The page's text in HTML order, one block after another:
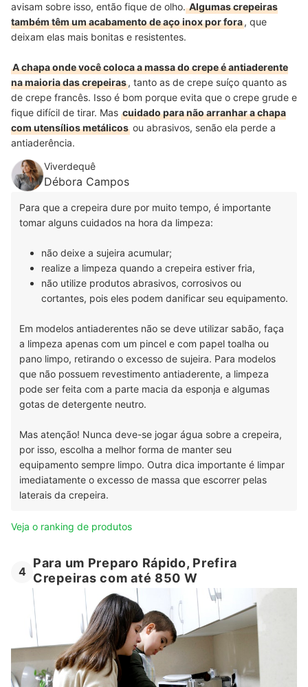
avisam sobre isso, então fique de olho.Algumas crepeiras
também têm um acabamento de aço inox por fora, que
deixam elas mais bonitas e resistentes.
A chapa onde você coloca a massa do crepe é antiaderente
na maioria das crepeiras, tanto as de crepe suíço quanto as
de crepe francês. Isso é bom porque evita que o crepe grude e
fique difícil de tirar. Mas cuidado para não arranhar a chapa
com utensílios metálicos ou abrasivos, senão ela perde a
antiaderência.
Viverdequê
Débora Campos
Para que a crepeira dure por muito tempo, é importante
tomar alguns cuidados na hora da limpeza:
não deixe a sujeira acumular;
realize a limpeza quando a crepeira estiver fria,
não utilize produtos abrasivos, corrosivos ou
cortantes, pois eles podem danificar seu equipamento.
Em modelos antiaderentes não se deve utilizar sabão, faça
a limpeza apenas com um pincel e com papel toalha ou
pano limpo, retirando o excesso de sujeira. Para modelos
que não possuem revestimento antiaderente, a limpeza
pode ser feita com a parte macia da esponja e algumas
gotas de detergente neutro.
Mas atenção! Nunca deve-se jogar água sobre a crepeira,
por isso, escolha a melhor forma de manter seu
equipamento sempre limpo. Outra dica importante é limpar
imediatamente o excesso de massa que escorrer pelas
laterais da crepeira.
Veja o ranking de produtos
4
Para um Preparo Rápido, Prefira
Crepeiras com até 850 W